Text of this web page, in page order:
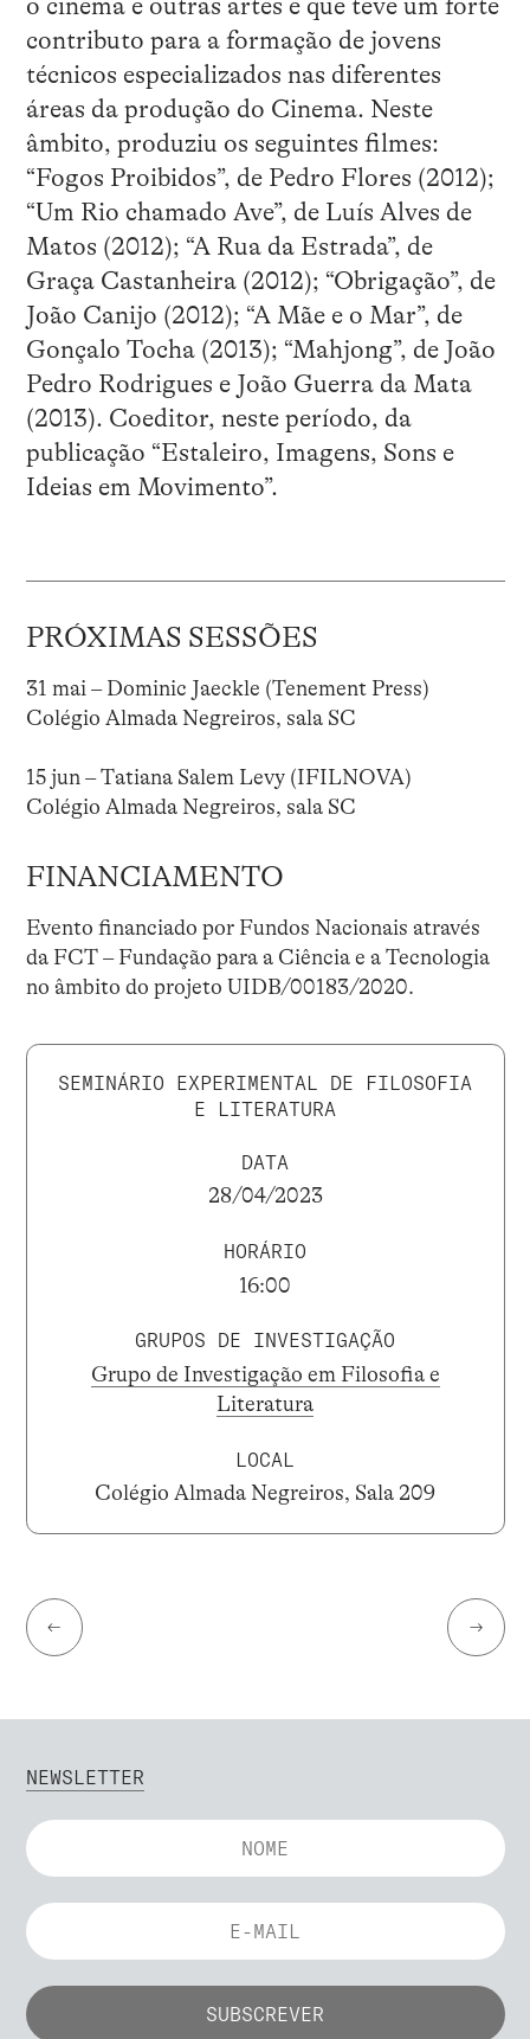
o cinema e outras artes e que teve um forte
contributo para a formação de jovens
técnicos especializados nas diferentes
áreas da produção do Cinema. Neste
âmbito, produziu os seguintes filmes:
“Fogos Proibidos”, de Pedro Flores (2012);
“Um Rio chamado Ave”, de Luís Alves de
Matos (2012); “A Rua da Estrada”, de
Graça Castanheira (2012); “Obrigação”, de
João Canijo (2012); “A Mãe e o Mar”, de
Gonçalo Tocha (2013); “Mahjong”, de João
Pedro Rodrigues e João Guerra da Mata
(2013). Coeditor, neste período, da
publicação “Estaleiro, Imagens, Sons e
Ideias em Movimento”.
PRÓXIMAS SESSÕES
31 mai – Dominic Jaeckle (Tenement Press)
Colégio Almada Negreiros, sala SC
15 jun – Tatiana Salem Levy (IFILNOVA)
Colégio Almada Negreiros, sala SC
FINANCIAMENTO
Evento financiado por Fundos Nacionais através
da FCT – Fundação para a Ciência e a Tecnologia
no âmbito do projeto UIDB/00183/2020.
SEMINÁRIO EXPERIMENTAL DE FILOSOFIA
E LITERATURA
DATA
28/04/2023
HORÁRIO
16:00
GRUPOS DE INVESTIGAÇÃO
Grupo de Investigação em Filosofia e
Literatura
LOCAL
Colégio Almada Negreiros, Sala 209
← →
NEWSLETTER